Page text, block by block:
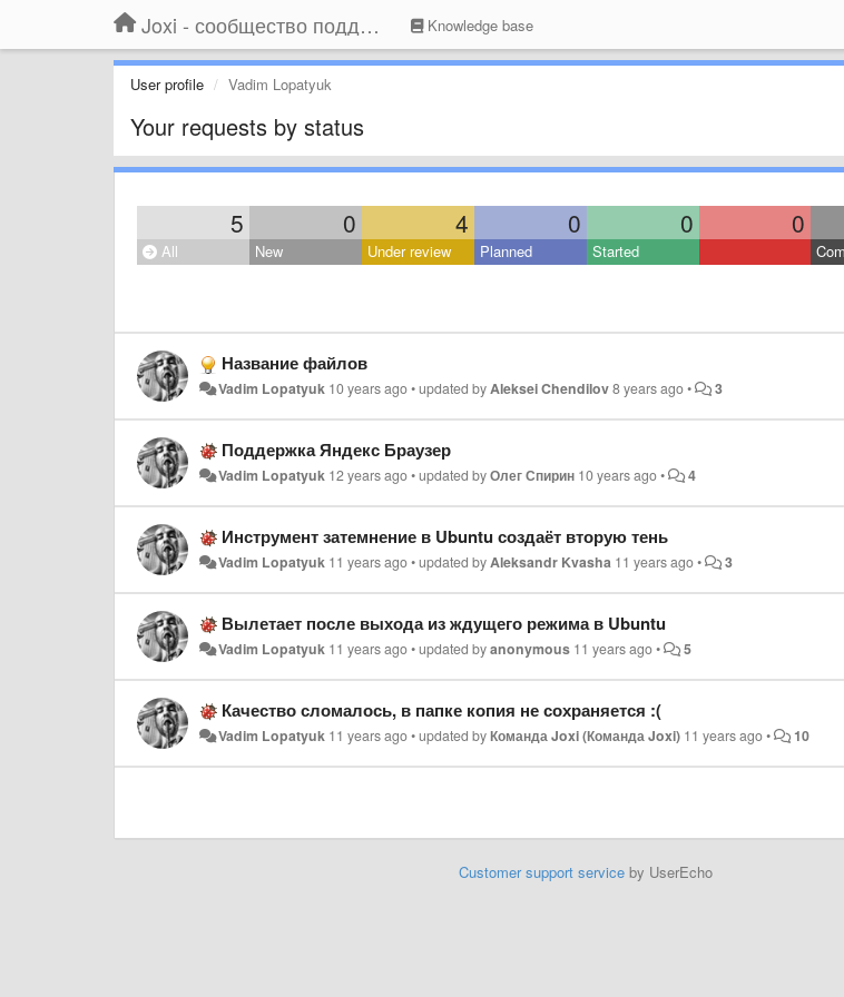
Joxi - сообщество поддержки Knowledge base
User profile Vadim Lopatyuk
Your requests by status
5 0 4 0 0 0
All New Under review Planned Started
Название файлов
Vadim Lopatyuk 10 years ago•updated byAleksei Chendilov8 years ago• 3
Поддержка Яндекс Браузер
Vadim Lopatyuk 12 years ago•updated byОлег Спирин 10 years ago• 4
Инструмент затемнение в Ubuntu создаёт вторую тень
Vadim Lopatyuk 11 years ago•updated byAleksandr Kvasha 11 years ago• 3
Вылетает после выхода из ждущего режима в Ubuntu
Vadim Lopatyuk 11 years ago•updated byanonymous 11 years ago• 5
Качество сломалось, в папке копия не сохраняется :(
Vadim Lopatyuk 11 years ago•updated byКоманда Joxi (Команда Joxi) 11 years ago• 10
Customer support serviceby UserEcho